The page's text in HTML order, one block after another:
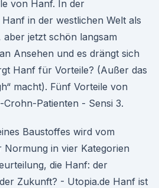
von Hanf. In der
in der westlichen Welt als
aber jetzt schön langsam
Ansehen und es drängt sich
Hanf für Vorteile? (Außer das
macht). Fünf Vorteile von
Patienten - Sensi 3.
Baustoffes wird vom
in vier Kategorien
die Hanf: der
Zukunft? - Utopia.de Hanf ist